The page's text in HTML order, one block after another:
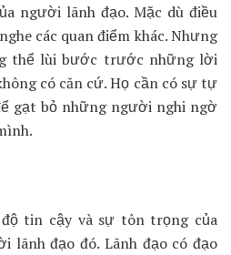
người lãnh đạo. Mặc dù điều
các quan điểm khác. Nhưng
thể lùi bước trước những lời
có căn cứ. Họ cần có sự tự
gạt bỏ những người nghi ngờ
tin cậy và sự tôn trọng của
lãnh đạo đó. Lãnh đạo có đạo